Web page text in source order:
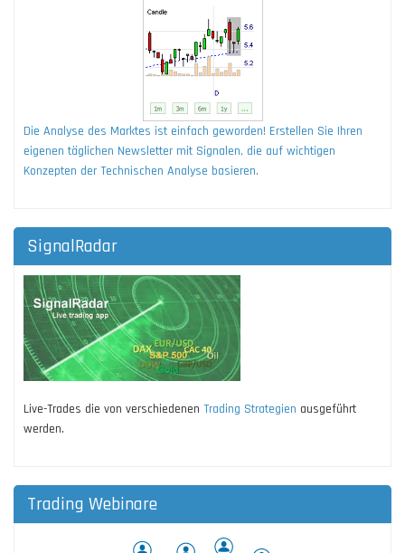
Die Analyse des Marktes ist einfach geworden! Erstellen Sie Ihren
eigenen täglichen Newsletter mit Signalen, die auf wichtigen
Konzepten der Technischen Analyse basieren.
SignalRadar
Live-Trades die von verschiedenen Trading Strategien ausgeführt
werden.
Trading Webinare